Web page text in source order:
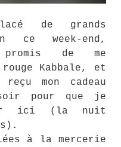
de grands
ce week-end,
de me
Kabbale, et
mon cadeau
pour que je
ici (la nuit
à la mercerie